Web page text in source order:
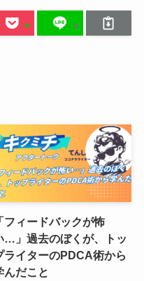
「フィードバックが怖
…」過去のぼくが、トッ
ライターのPDCA術から
んだこと